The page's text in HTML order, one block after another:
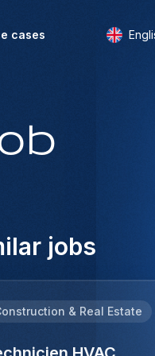
cases
jobs
& Real Estate